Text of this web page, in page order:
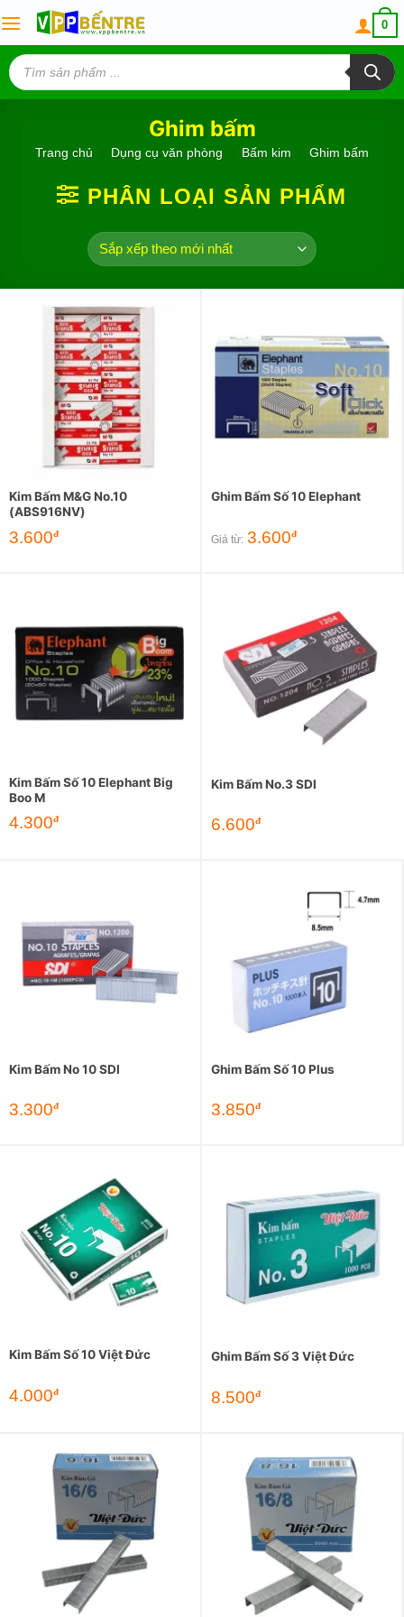
to
content
0
Tìm
kiếm
sản
phẩm
Ghim bấm
Trang chủ Dụng cụ văn phòng Bấm kim Ghim bấm
PHÂN LOẠI SẢN PHẨM
Kim Bấm M&G No.10
(ABS916NV)
3.600đ
Ghim Bấm Số 10 Elephant
Giá từ: 3.600đ
Kim Bấm Số 10 Elephant Big
Boo M
4.300đ
Kim Bấm No.3 SDI
6.600đ
Kim Bấm No 10 SDI
3.300đ
Ghim Bấm Số 10 Plus
3.850đ
Kim Bấm Số 10 Việt Đức
4.000đ
Ghim Bấm Số 3 Việt Đức
8.500đ